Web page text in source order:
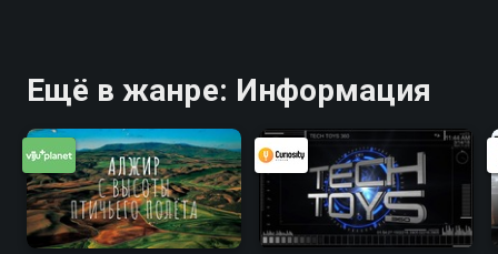
Ещё в жанре: Информация